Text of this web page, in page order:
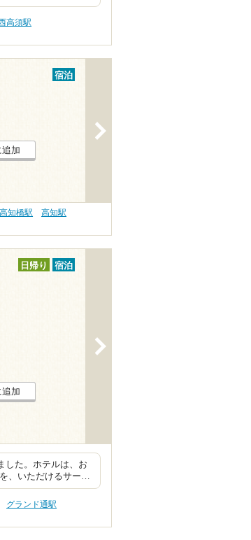
高須駅
宿泊
加
高知橋駅
高知駅
日帰り 宿泊
加
した。ホテルは、お
、いただけるサー…
グランド通駅